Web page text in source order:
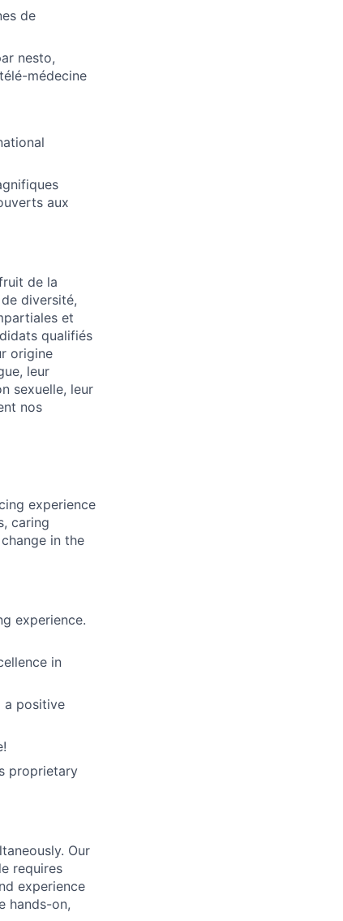
de
nesto,
médecine
aux
de la
diversité,
et
qualifiés
origine
leur
sexuelle, leur
nos
experience
caring
in the
experience.
in
a positive
proprietary
Our
requires
experience
hands-on,